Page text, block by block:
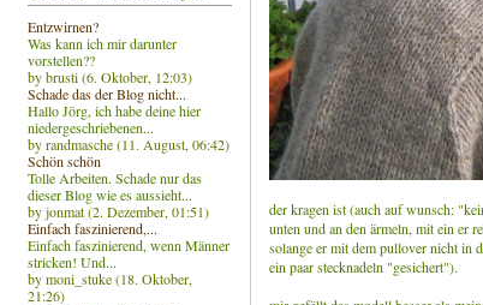
Entzwirnen?
Was kann ich mir darunter
vorstellen??
by brusti (6. Oktober, 12:03)
Schade das der Blog nicht...
Hallo Jörg, ich habe deine hier
niedergeschriebenen...
by randmasche (11. August, 06:42)
Schön schön
Tolle Arbeiten. Schade nur das
dieser Blog wie es aussieht...
by jonmat (2. Dezember, 01:51)
Einfach faszinierend,...
Einfach faszinierend, wenn Männer
stricken! Und...
by moni_stuke (18. Oktober,
21:26)
der kragen ist (auch auf wunsch:
unten und an den ärmeln, mit ein er
solange er mit dem pullover nicht in
ein paar stecknadeln "gesichert").